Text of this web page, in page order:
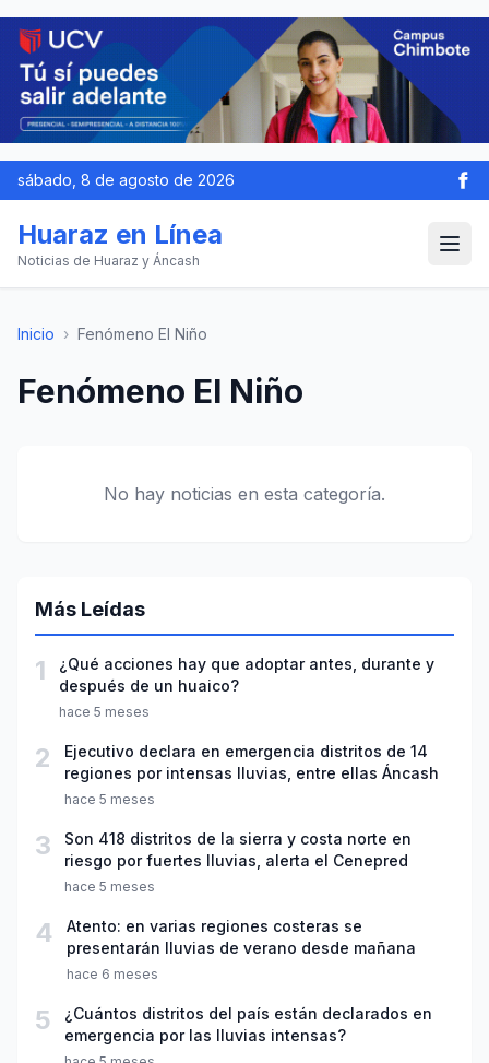
sábado, 8 de agosto de 2026
Huaraz en Línea
Noticias de Huaraz y Áncash
Inicio › Fenómeno El Niño
Fenómeno El Niño
No hay noticias en esta categoría.
Más Leídas
1
¿Qué acciones hay que adoptar antes, durante y
después de un huaico?
hace 5 meses
2
Ejecutivo declara en emergencia distritos de 14
regiones por intensas lluvias, entre ellas Áncash
hace 5 meses
3
Son 418 distritos de la sierra y costa norte en
riesgo por fuertes lluvias, alerta el Cenepred
hace 5 meses
4
Atento: en varias regiones costeras se
presentarán lluvias de verano desde mañana
hace 6 meses
5
¿Cuántos distritos del país están declarados en
emergencia por las lluvias intensas?